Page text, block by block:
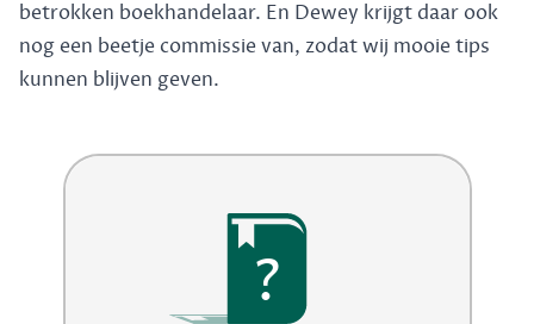
betrokken boekhandelaar. En Dewey krijgt daar ook
nog een beetje commissie van, zodat wij mooie tips
kunnen blijven geven.
?